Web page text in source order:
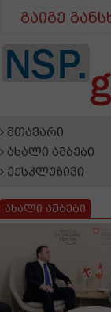
გაიგე
მთავარი
ახალი ამბები
ექსკლუზივი
ახალი ამბები